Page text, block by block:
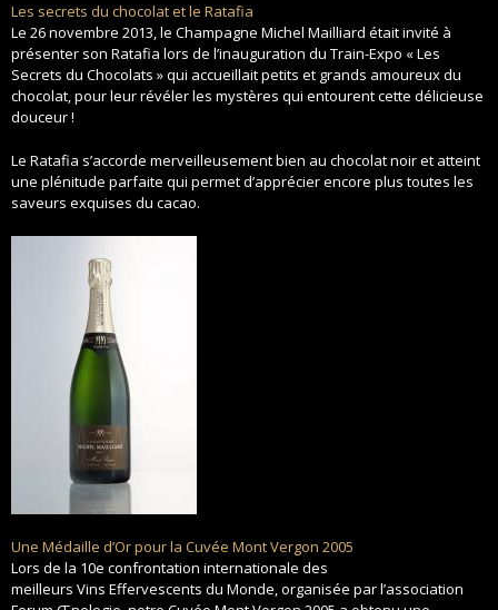
Les secrets du chocolat et le Ratafia
Le 26 novembre 2013, le Champagne Michel Mailliard était invité à
présenter son Ratafia lors de l’inauguration du Train-Expo « Les
Secrets du Chocolats » qui accueillait petits et grands amoureux du
chocolat, pour leur révéler les mystères qui entourent cette délicieuse
douceur !
Le Ratafia s’accorde merveilleusement bien au chocolat noir et atteint
une plénitude parfaite qui permet d’apprécier encore plus toutes les
saveurs exquises du cacao.
Une Médaille d’Or pour la Cuvée Mont Vergon 2005
Lors de la 10e confrontation internationale des
meilleurs Vins Effervescents du Monde, organisée par l’association